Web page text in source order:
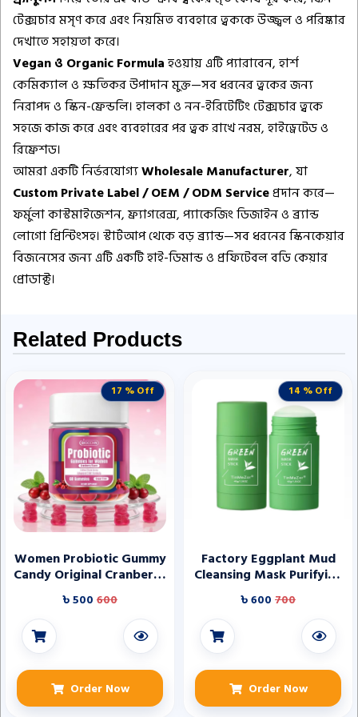
টেক্সচার মসৃণ করে এবং নিয়মিত ব্যবহারে ত্বককে উজ্জ্বল ও পরিষ্কার
দেখাতে সহায়তা করে।
Vegan ও Organic Formulaহওয়ায় এটি প্যারাবেন, হার্শ
কেমিক্যাল ও ক্ষতিকর উপাদান মুক্ত—সব ধরনের ত্বকের জন্য
নিরাপদ ও স্কিন-ফ্রেন্ডলি। হালকা ও নন-ইরিটেটিং টেক্সচার ত্বকে
সহজে কাজ করে এবং ব্যবহারের পর ত্বক রাখে নরম, হাইড্রেটেড ও
রিফ্রেশড।
আমরা একটি নির্ভরযোগ্যWholesale Manufacturer, যা
Custom Private Label / OEM / ODM Serviceপ্রদান করে—
ফর্মুলা কাস্টমাইজেশন, ফ্র্যাগরেন্স, প্যাকেজিং ডিজাইন ও ব্র্যান্ড
লোগো প্রিন্টিংসহ। স্টার্টআপ থেকে বড় ব্র্যান্ড—সব ধরনের স্কিনকেয়ার
বিজনেসের জন্য এটি একটি হাই-ডিমান্ড ও প্রফিটেবল বডি কেয়ার
প্রোডাক্ট।
Related Products
17 % Off
Women Probiotic Gummy
Candy Original Cranberry
with Prebiotic Vaginal
Urinary Health PH
Balance Sugar Free
৳ 500 600
Order Now
14 % Off
Factory Eggplant Mud
Cleansing Mask Purifying
Clay Stick Green Tea
Organic Solid Purifying
Turmeric Vegan Clay
৳ 600 700
Order Now